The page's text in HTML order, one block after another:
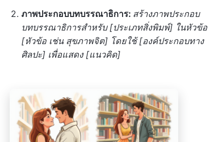
ภาพประกอบบทบรรณาธิการ: สร้างภาพประกอบ
บทบรรณาธิการสำหรับ [ประเภทสิ่งพิมพ์] ในหัวข้อ
[หัวข้อ เช่น สุขภาพจิต] โดยใช้ [องค์ประกอบทาง
ศิลปะ] เพื่อแสดง [แนวคิด]